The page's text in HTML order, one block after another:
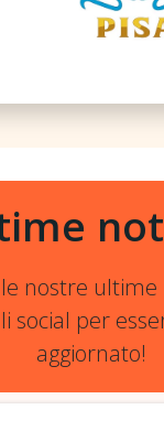
nostre ultime
social per
aggiornato!